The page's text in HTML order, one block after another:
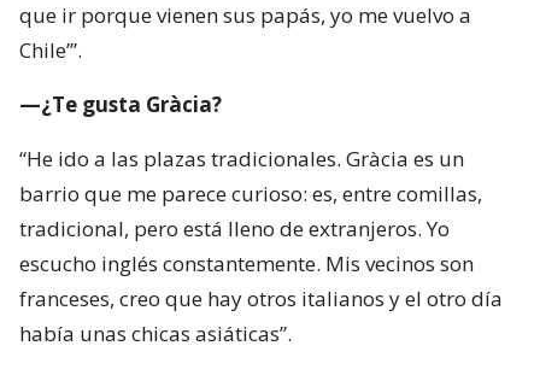
que ir porque vienen sus papás, yo me vuelvo a
Chile’”.
—¿Te gusta Gràcia?
“He ido a las plazas tradicionales. Gràcia es un
barrio que me parece curioso: es, entre comillas,
tradicional, pero está lleno de extranjeros. Yo
escucho inglés constantemente. Mis vecinos son
franceses, creo que hay otros italianos y el otro día
había unas chicas asiáticas”.